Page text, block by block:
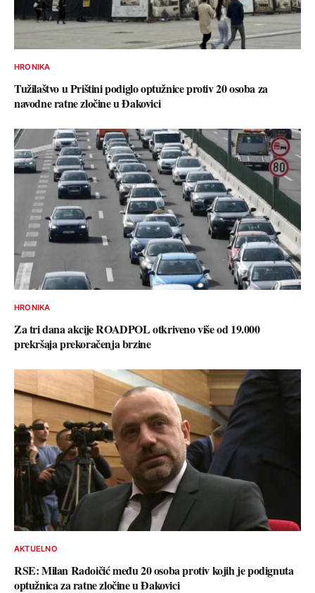
HRONIKA
Tužilaštvo u Prištini podiglo optužnice protiv 20 osoba za
navodne ratne zločine u Đakovici
HRONIKA
Za tri dana akcije ROADPOL otkriveno više od 19.000
prekršaja prekoračenja brzine
AKTUELNO
RSE: Milan Radoičić među 20 osoba protiv kojih je podignuta
optužnica za ratne zločine u Đakovici